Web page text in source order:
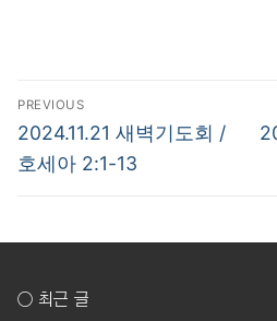
글
탐
색
PREVIOUS
Previous
post:
2024.11.21 새벽기도회 /
호세아 2:1-13
○ 최근 글